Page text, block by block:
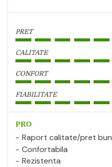
PRET
CALITATE
CONFORT
FIABILITATE
PRO
Raport calitate/pret bun
Confortabila
Rezistenta